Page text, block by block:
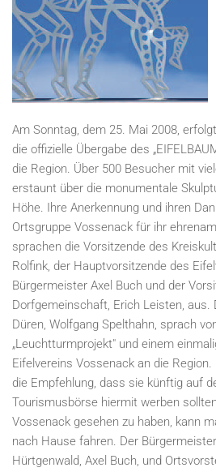
Am Sonntag, dem 25. Mai 2008,
die offizielle Übergabe des
die Region. Über 500 Besucher mit
erstaunt über die monumentale
Höhe. Ihre Anerkennung und ihren
Ortsgruppe Vossenack für ihr
sprachen die Vorsitzende des
Rolfink, der Hauptvorsitzende des
Bürgermeister Axel Buch und der
Dorfgemeinschaft, Erich Leisten, aus.
Düren, Wolfgang Spelthahn, sprach
„Leuchtturmprojekt" und einem
Eifelvereins Vossenack an die
die Empfehlung, dass sie künftig auf
Tourismusbörse hiermit werben
Vossenack gesehen zu haben, kann
nach Hause fahren. Der
Hürtgenwald, Axel Buch, und